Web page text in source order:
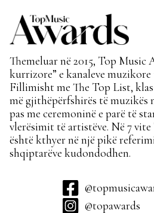
Themeluar në 2015, Top Music
kurrizore” e kanaleve
Fillimisht me The Top List,
më gjithëpërfshirës të muzikës
pas me ceremoninë e parë të
vlerësimit të artistëve. Në 7
është kthyer në një pikë
shqiptarëve kudondodhen.
@topawards